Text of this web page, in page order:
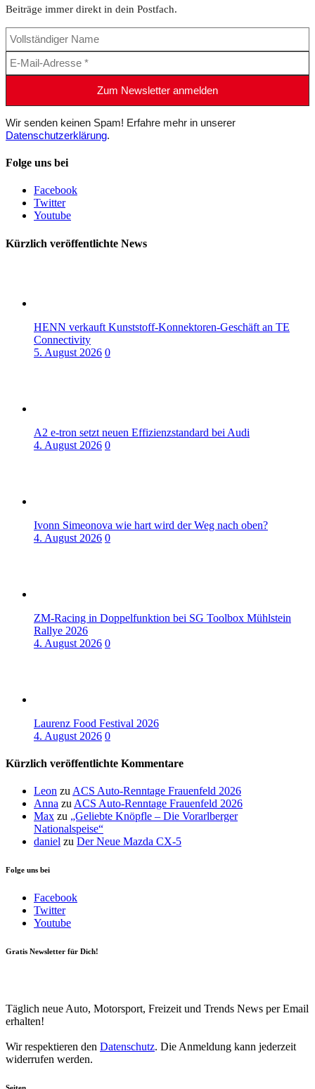
Beiträge immer direkt in dein Postfach.
Wir senden keinen Spam! Erfahre mehr in unserer
Datenschutzerklärung.
Folge uns bei
Facebook
Twitter
Youtube
Kürzlich veröffentlichte News
HENN verkauft Kunststoff-Konnektoren-Geschäft an TE
Connectivity
5. August 2026 0
A2 e-tron setzt neuen Effizienzstandard bei Audi
4. August 2026 0
Ivonn Simeonova wie hart wird der Weg nach oben?
4. August 2026 0
ZM-Racing in Doppelfunktion bei SG Toolbox Mühlstein
Rallye 2026
4. August 2026 0
Laurenz Food Festival 2026
4. August 2026 0
Kürzlich veröffentlichte Kommentare
Leon zuACS Auto-Renntage Frauenfeld 2026
Anna zuACS Auto-Renntage Frauenfeld 2026
Max zu „Geliebte Knöpfle – Die Vorarlberger
Nationalspeise“
daniel zu Der Neue Mazda CX-5
Folge uns bei
Facebook
Twitter
Youtube
Gratis Newsletter für Dich!
Täglich neue Auto, Motorsport, Freizeit und Trends News per Email
erhalten!
Wir respektieren den Datenschutz. Die Anmeldung kann jederzeit
widerrufen werden.